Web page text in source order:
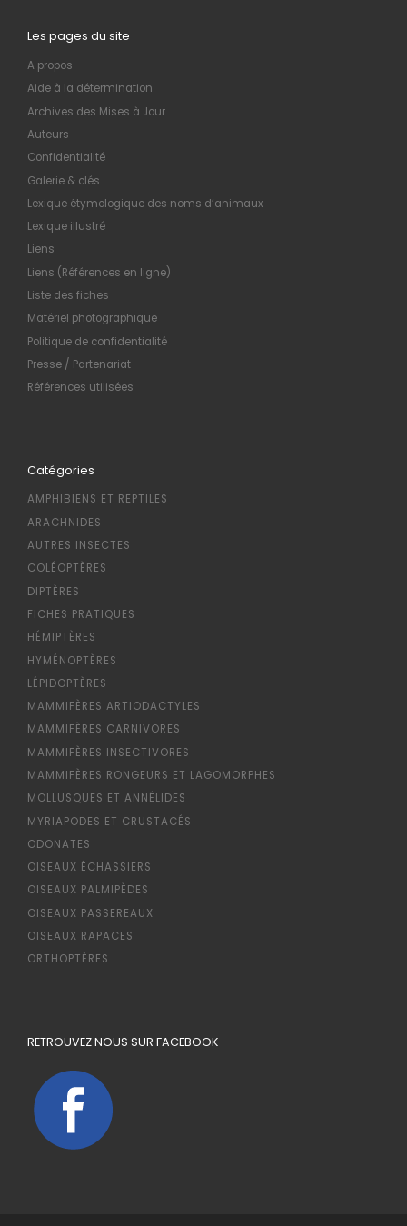
Les pages du site
A propos
Aide à la détermination
Archives des Mises à Jour
Auteurs
Confidentialité
Galerie & clés
Lexique étymologique des noms d’animaux
Lexique illustré
Liens
Liens (Références en ligne)
Liste des fiches
Matériel photographique
Politique de confidentialité
Presse / Partenariat
Références utilisées
Catégories
AMPHIBIENS ET REPTILES
ARACHNIDES
AUTRES INSECTES
COLÉOPTÈRES
DIPTÈRES
FICHES PRATIQUES
HÉMIPTÈRES
HYMÉNOPTÈRES
LÉPIDOPTÈRES
MAMMIFÈRES ARTIODACTYLES
MAMMIFÈRES CARNIVORES
MAMMIFÈRES INSECTIVORES
MAMMIFÈRES RONGEURS ET LAGOMORPHES
MOLLUSQUES ET ANNÉLIDES
MYRIAPODES ET CRUSTACÉS
ODONATES
OISEAUX ÉCHASSIERS
OISEAUX PALMIPÈDES
OISEAUX PASSEREAUX
OISEAUX RAPACES
ORTHOPTÈRES
RETROUVEZ NOUS SUR FACEBOOK